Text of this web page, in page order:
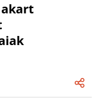
akart